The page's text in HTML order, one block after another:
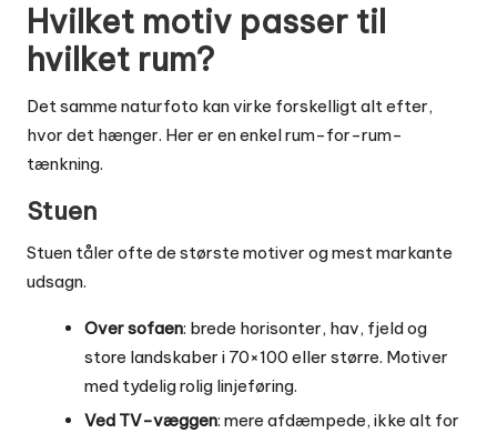
Hvilket motiv passer til
hvilket rum?
Det samme naturfoto kan virke forskelligt alt efter,
hvor det hænger. Her er en enkel rum-for-rum-
tænkning.
Stuen
Stuen tåler ofte de største motiver og mest markante
udsagn.
Over sofaen: brede horisonter, hav, fjeld og
store landskaber i 70×100 eller større. Motiver
med tydelig rolig linjeføring.
Ved TV-væggen: mere afdæmpede, ikke alt for